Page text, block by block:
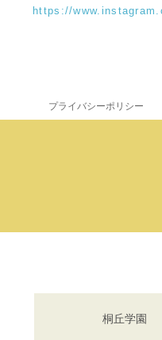
https://
プライバシーポリシー
桐丘学園